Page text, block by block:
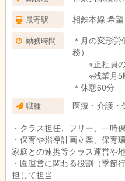
・処遇改善区
・固定残業代
【別途支給手
・通勤手当
・賞与年２
・一時金年1
・敷金・礼金
※横浜市宿舎
合わせ上限
当上限1万円
※固定残業時
最寄駅 相鉄本線 希
勤務時間
＊月の変形
務）
※正社員の
※残業月5
＊休憩60分
職種
医療・介護・
・クラス担任、フリー、一時
・保育や指導計画立案、保育
家庭との連携等クラス運営や
・園運営に関わる役割（季節
担して担当